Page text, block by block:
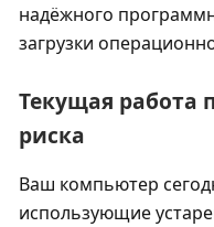
надёжного
загрузки
Текущая работа
риска
Ваш компьютер
использующие